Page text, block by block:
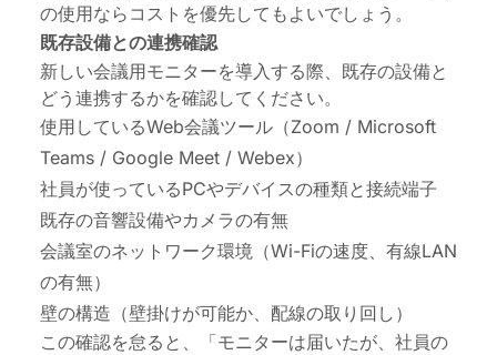
の使用ならコストを優先してもよいでしょう。
既存設備との連携確認
新しい会議用モニターを導入する際、既存の設備と
どう連携するかを確認してください。
使用しているWeb会議ツール（Zoom / Microsoft
Teams / Google Meet / Webex）
社員が使っているPCやデバイスの種類と接続端子
既存の音響設備やカメラの有無
会議室のネットワーク環境（Wi-Fiの速度、有線LAN
の有無）
壁の構造（壁掛けが可能か、配線の取り回し）
この確認を怠ると、「モニターは届いたが、社員の